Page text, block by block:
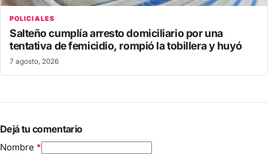
POLICIALES
Salteño cumplía arresto domiciliario por una
tentativa de femicidio, rompió la tobillera y huyó
7 agosto, 2026
Dejá tu comentario
Nombre *